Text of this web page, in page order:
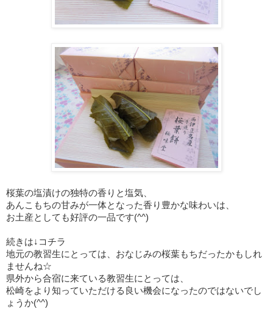
桜葉の塩漬けの独特の香りと塩気、
あんこもちの甘みが一体となった香り豊かな味わいは、
お土産としても好評の一品です(^^)
続きは↓コチラ
地元の教習生にとっては、おなじみの桜葉もちだったかもしれ
ませんね☆
県外から合宿に来ている教習生にとっては、
松崎をより知っていただける良い機会になったのではないでし
ょうか(^^)